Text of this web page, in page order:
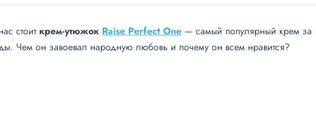
стоит крем-утюжок Raise Perfect One — самый популярный крем за
Чем он завоевал народную любовь и почему он всем нравится?